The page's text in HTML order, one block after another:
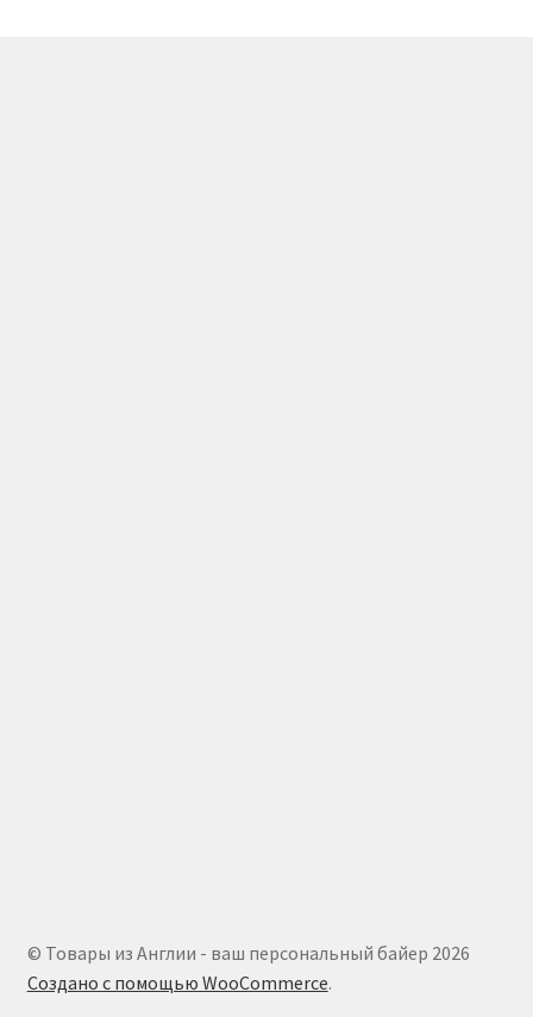
© Товары из Англии - ваш персональный байер 2026
Создано с помощью WooCommerce.